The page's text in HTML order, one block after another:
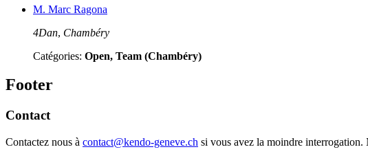
M. Marc Ragona
4Dan, Chambéry
Catégories: Open, Team (Chambéry)
Footer
Contact
Contactez nous à contact@kendo-geneve.ch si vous avez la moindre